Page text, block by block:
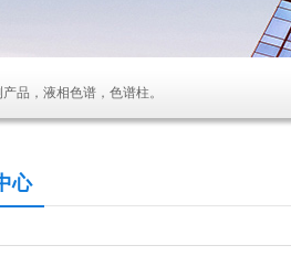
品，液相色谱，色谱柱。
心